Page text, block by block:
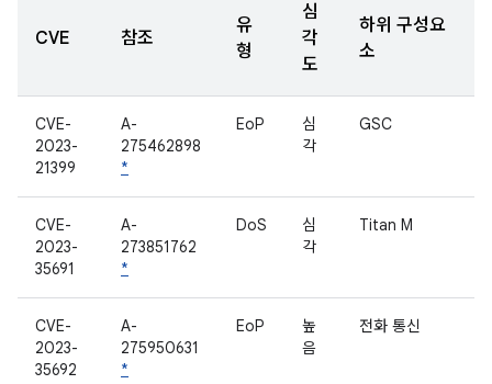
CVE 참조
유
형
심
각
도
하위 구성요
소
CVE-
2023-
21399
A-
275462898
*
EoP
심
각
GSC
CVE-
2023-
35691
A-
273851762
*
DoS
심
각
Titan M
CVE-
2023-
35692
A-
275950631
*
EoP
높
음
전화 통신